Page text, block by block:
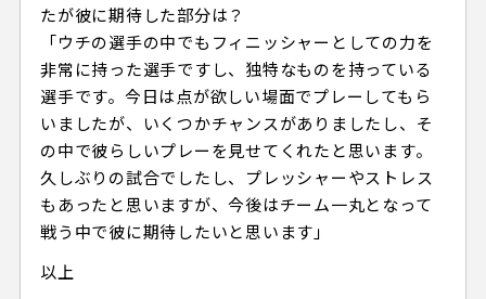
たが彼に期待した部分は？
「ウチの選手の中でもフィニッシャーとしての力を
非常に持った選手ですし、独特なものを持っている
選手です。今日は点が欲しい場面でプレーしてもら
いましたが、いくつかチャンスがありましたし、そ
の中で彼らしいプレーを見せてくれたと思います。
久しぶりの試合でしたし、プレッシャーやストレス
もあったと思いますが、今後はチーム一丸となって
戦う中で彼に期待したいと思います」
以上